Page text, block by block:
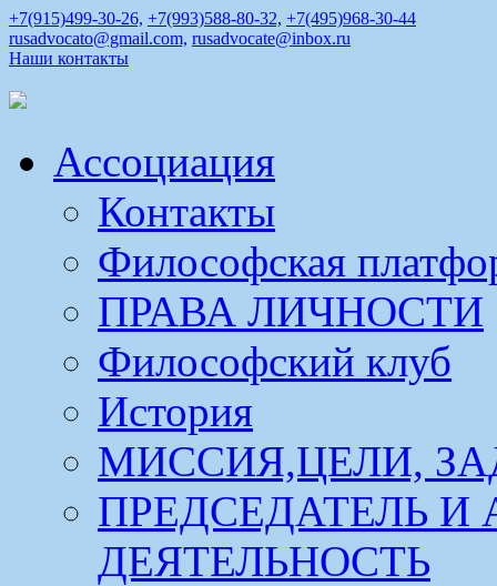
+7(915)499-30-26, +7(993)588-80-32, +7(495)968-30-44
rusadvocato@gmail.com, rusadvocate@inbox.ru
Наши контакты
Ассоциация
Контакты
Философская
ПРАВА ЛИЧНОСТИ
Философский клуб
История
МИССИЯ,ЦЕЛИ,
ПРЕДСЕДАТЕЛЬ И
ДЕЯТЕЛЬНОСТЬ